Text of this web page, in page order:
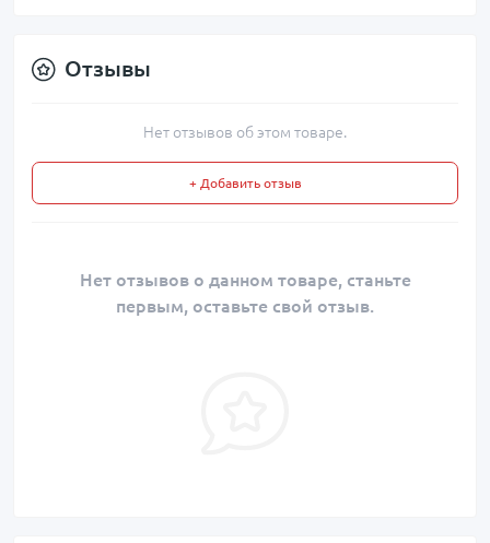
Отзывы
Нет отзывов об этом товаре.
+ Добавить отзыв
Нет отзывов о данном товаре, станьте
первым, оставьте свой отзыв.